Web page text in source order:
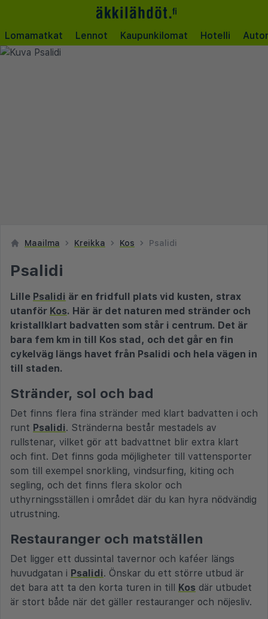
Lomamatkat Lennot Kaupunkilomat Hotelli
Maailma Kreikka Kos Psalidi
Psalidi
Lille Psalidi är en fridfull plats vid kusten, strax
utanför Kos. Här är det naturen med stränder och
kristallklart badvatten som står i centrum. Det är
bara fem km in till Kos stad, och det går en fin
cykelväg längs havet från Psalidi och hela vägen in
till staden.
Stränder, sol och bad
Det finns flera fina stränder med klart badvatten i och
runt Psalidi. Stränderna består mestadels av
rullstenar, vilket gör att badvattnet blir extra klart
och fint. Det finns goda möjligheter till vattensporter
som till exempel snorkling, vindsurfing, kiting och
segling, och det finns flera skolor och
uthyrningsställen i området där du kan hyra nödvändig
utrustning.
Restauranger och matställen
Det ligger ett dussintal tavernor och kaféer längs
huvudgatan i Psalidi. Önskar du ett större utbud är
det bara att ta den korta turen in till Kos där utbudet
är stort både när det gäller restauranger och nöjesliv.